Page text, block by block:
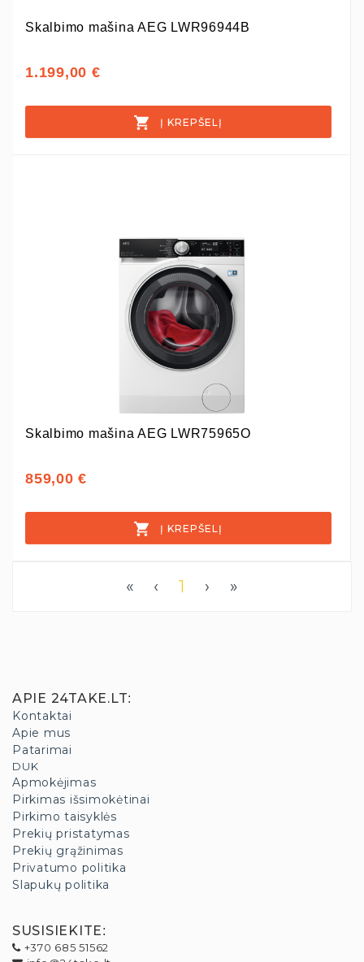
Skalbimo mašina AEG LWR96944B
1.199,00 €
Į KREPŠELĮ
Skalbimo mašina AEG LWR75965O
859,00 €
Į KREPŠELĮ
« ‹ 1 › »
APIE 24TAKE.LT:
Kontaktai
Apie mus
Patarimai
DUK
Apmokėjimas
Pirkimas išsimokėtinai
Pirkimo taisyklės
Prekių pristatymas
Prekių grąžinimas
Privatumo politika
Slapukų politika
SUSISIEKITE:
+370 685 51562